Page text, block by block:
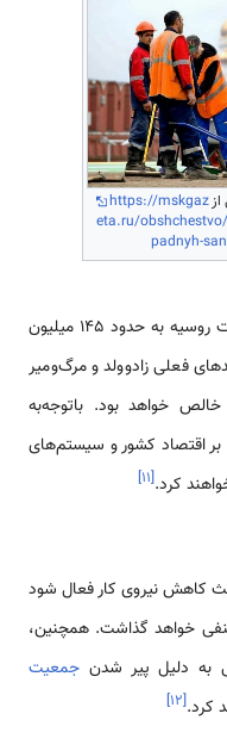
https://mskgaz
eta.ru/
padnyh-
پیش‌بینی می‌شود که تا سال ۲۰۳۴ جمعیت روسیه به حدود ۱۴۵ میلیون
فعلی زادوولد و مرگ‌ومیر
خواهد بود. باتوجه‌به
بر اقتصاد کشور و سیستم‌های
کرد.[۱۱]
کاهش نیروی کار فعال شود
خواهد گذاشت. همچنین،
به دلیل پیر شدن جمعیت
کرد.[۱۲]